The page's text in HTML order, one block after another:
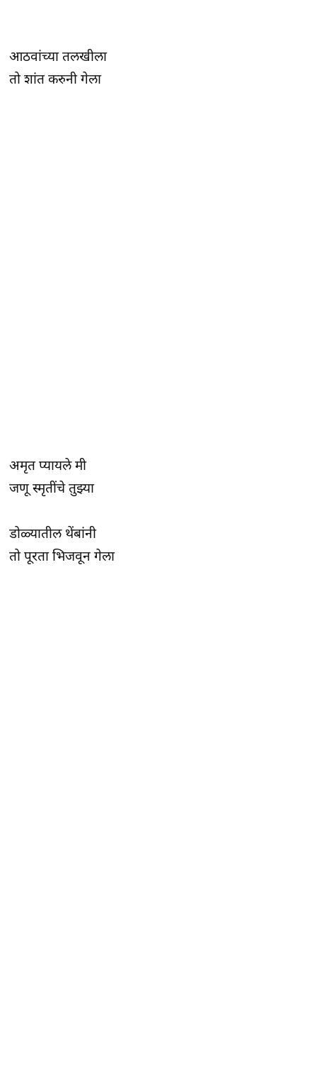
आठवांच्या तलखीला
तो शांत करुनी गेला
अमृत प्यायले मी
जणू स्मृतींचे तुझ्या
डोळ्यातील थेंबांनी
तो पूरता भिजवून गेला